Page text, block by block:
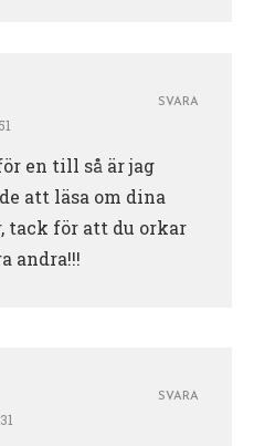
en till så är jag
att läsa om dina
tack för att du orkar
andra!!!
SVARA
SVARA